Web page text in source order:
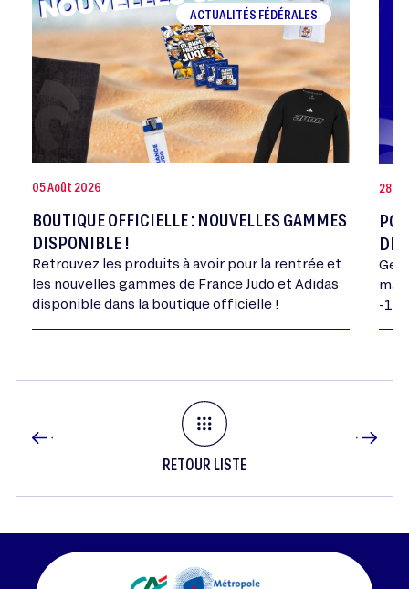
ACTUALITÉS FÉDÉRALES
05 Août 2026
BOUTIQUE OFFICIELLE : NOUVELLES GAMMES
DISPONIBLE !
Retrouvez les produits à avoir pour la rentrée et
les nouvelles gammes de France Judo et Adidas
disponible dans la boutique officielle !
28
DE
-
RETOUR LISTE